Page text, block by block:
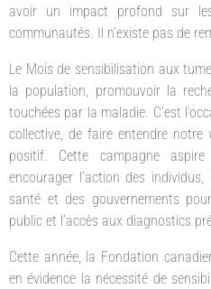
avoir un impact profond sur
communautés. Il n’existe pas de
Le Mois de sensibilisation aux
la population, promouvoir la
touchées par la maladie. C’est
collective, de faire entendre
positif. Cette campagne
encourager l’action des
santé et des gouvernements
public et l’accès aux diagnostics
Cette année, la Fondation
en évidence la nécessité de